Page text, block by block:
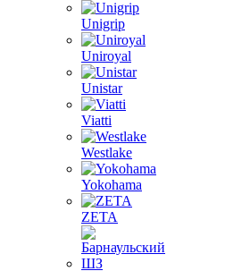
Unigrip
Uniroyal
Unistar
Viatti
Westlake
Yokohama
ZETA